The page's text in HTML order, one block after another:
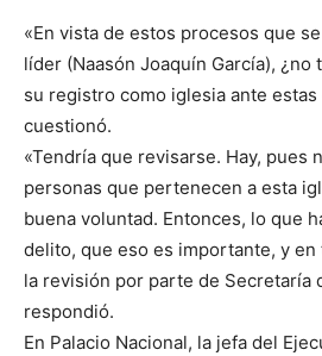
«En vista de estos procesos que
líder (Naasón Joaquín García),
su registro como iglesia ante
cuestionó.
«Tendría que revisarse. Hay, pues
personas que pertenecen a esta
buena voluntad. Entonces, lo que
delito, que eso es importante, y
la revisión por parte de Secretaría
respondió.
En Palacio Nacional, la jefa del